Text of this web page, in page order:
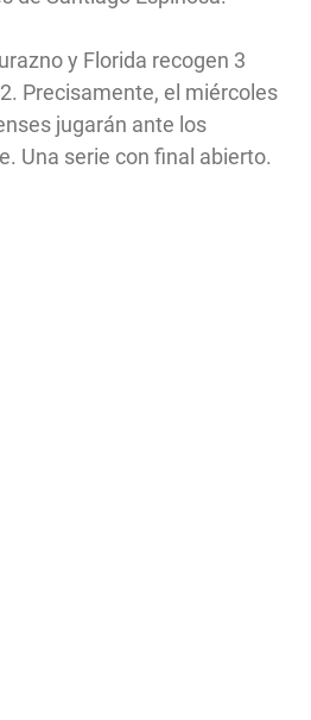
y Florida recogen 3
Precisamente, el miércoles
jugarán ante los
Una serie con final abierto.